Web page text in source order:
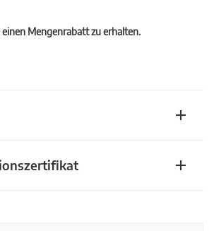
Mengenrabatt zu erhalten.